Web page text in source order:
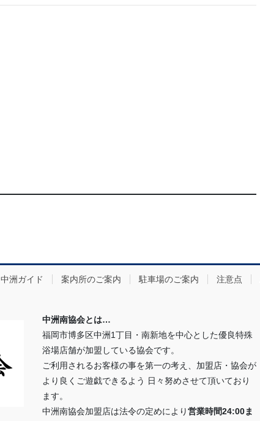
中洲ガイド 案内所のご案内 駐車場のご案内 注意点
中洲南協会とは…
福岡市博多区中洲1丁目・南新地を中心とした優良特殊
浴場店舗が加盟している協会です。
ご利用されるお客様の事を第一の考え、加盟店・協会が
より良くご遊戯できるよう 日々努めさせて頂いており
ます。
中洲南協会加盟店は法令の定めにより 営業時間24:00ま